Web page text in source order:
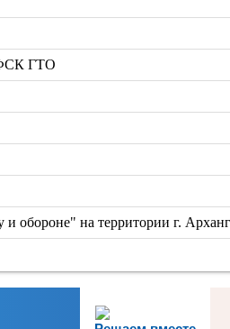
ГТО
и обороне" на территории г.